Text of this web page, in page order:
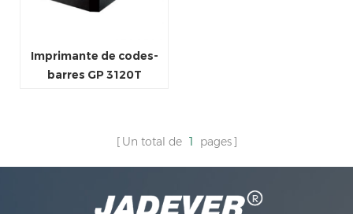
Imprimante de codes-
barres GP 3120T
Un total de 1 pages